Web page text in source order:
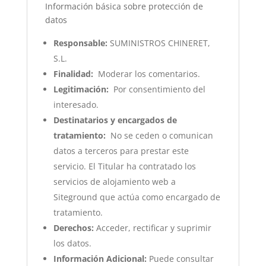
Información básica sobre protección de
datos
Responsable: SUMINISTROS CHINERET,
S.L.
Finalidad: Moderar los comentarios.
Legitimación: Por consentimiento del
interesado.
Destinatarios y encargados de
tratamiento: No se ceden o comunican
datos a terceros para prestar este
servicio. El Titular ha contratado los
servicios de alojamiento web a
Siteground que actúa como encargado de
tratamiento.
Derechos: Acceder, rectificar y suprimir
los datos.
Información Adicional: Puede consultar